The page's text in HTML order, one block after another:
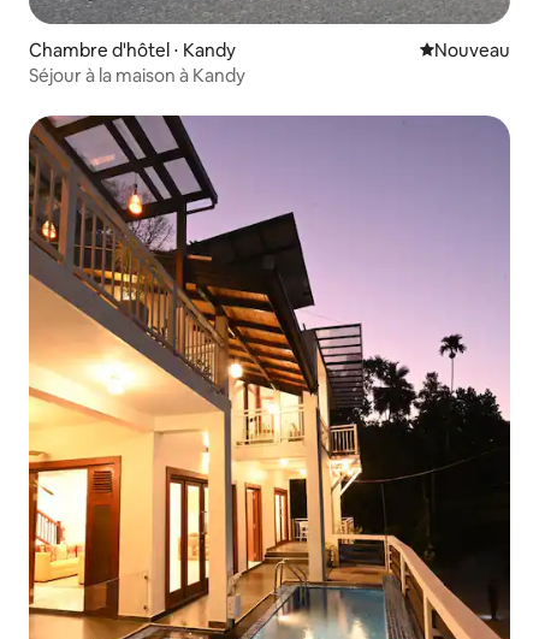
Chambre d'hôtel ⋅ Kandy Nouvel
Nouveau
Séjour à la maison à Kandy